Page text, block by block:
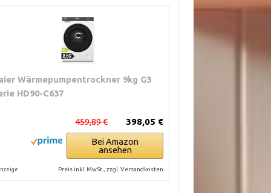
Wärmepumpentrockner 9kg G3
HD90-C637
398,05 €
459,89 €
Bei Amazon
ansehen
Preis inkl. MwSt., zzgl. Versandkosten